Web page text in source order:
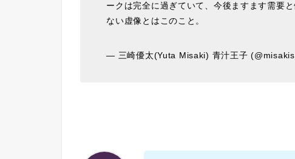
ークは完全に過ぎていて、今後ますます需要
ない虚像とはこのこと。
— 三崎優太(Yuta Misaki) 青汁王子